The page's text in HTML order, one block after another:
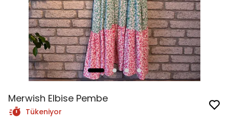
Merwish Elbise Pembe
Tükeniyor